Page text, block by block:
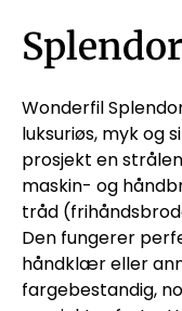
Splendor
Wonderfil
luksuriøs, myk og
prosjekt en
maskin- og
tråd
Den fungerer
håndklær eller
fargebestandig,